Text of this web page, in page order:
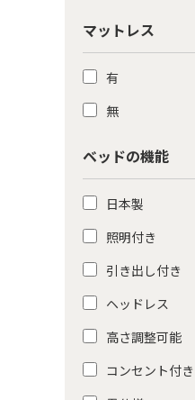
マットレス
有
無
ベッドの機能
日本製
照明付き
引き出し付き
ヘッドレス
高さ調整可能
コンセント付き